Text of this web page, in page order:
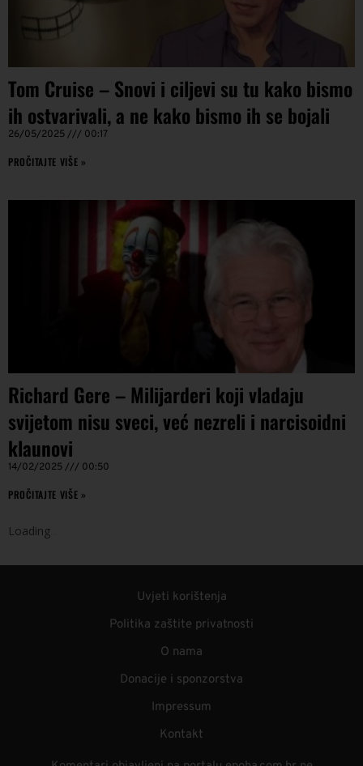
Tom Cruise – Snovi i ciljevi su tu kako bismo
ih ostvarivali, a ne kako bismo ih se bojali
26/05/2025 00:17
PROČITAJTE VIŠE »
Richard Gere – Milijarderi koji vladaju
svijetom nisu sveci, već nezreli i narcisoidni
klaunovi
14/02/2025 00:50
PROČITAJTE VIŠE »
Loading
Uvjeti korištenja
Politika zaštite privatnosti
O nama
Donacije i sponzorstva
Impressum
Kontakt